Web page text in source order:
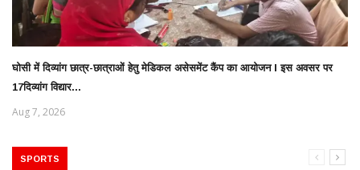
घोसी में दिव्यांग छात्र-छात्राओं हेतु मेडिकल असेसमेंट कैंप का आयोजन l इस अवसर पर
17दिव्यांग विद्यार...
Aug 7, 2026
SPORTS